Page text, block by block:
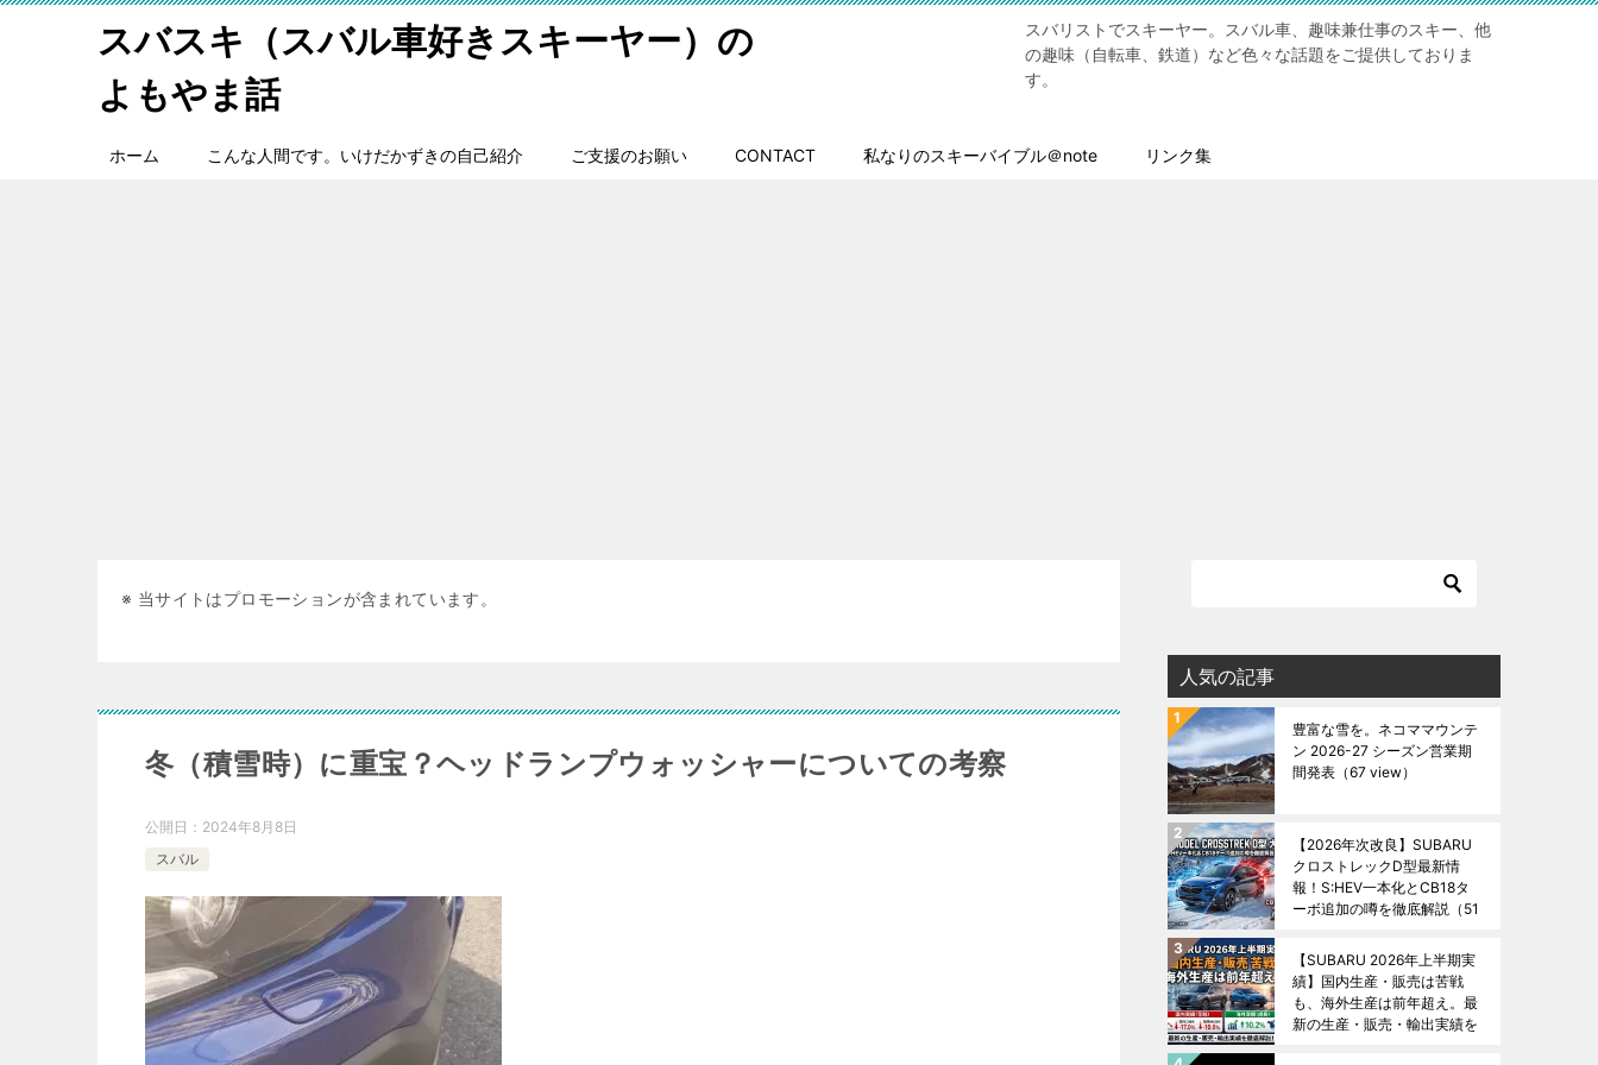
スバスキ（スバル車好きスキーヤー）の
よもやま話
スバリストでスキーヤー。スバル車、趣味兼仕事のスキー、他
の趣味（自転車、鉄道）など色々な話題をご提供しておりま
す。
ホーム こんな人間です。いけだかずきの自己紹介 ご支援のお願い CONTACT 私なりのスキーバイブル＠note リンク集
※ 当サイトはプロモーションが含まれています。
冬（積雪時）に重宝？ヘッドランプウォッシャーについての考察
公開日： 2024年8月8日
スバル
人気の記事
豊富な雪を。ネコママウンテ
ン 2026-27 シーズン営業期
間発表 （67 view）
【2026年次改良】SUBARU
クロストレックD型最新情
報！S:HEV一本化とCB18タ
ーボ追加の噂を徹底解説 （51
【SUBARU 2026年上半期実
績】国内生産・販売は苦戦
も、海外生産は前年超え。最
新の生産・販売・輸出実績を